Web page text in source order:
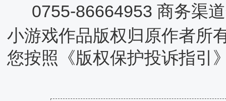
0755-86664953 商务渠
小游戏作品版权归原作者所
您按照《版权保护投诉指引